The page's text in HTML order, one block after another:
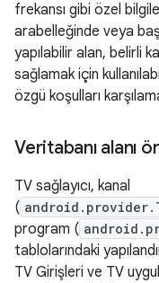
frekansı gibi özel
arabelleğinde veya
yapılabilir alan, belirli
sağlamak için
özgü koşulları
Veritabanı alanı
TV sağlayıcı, kanal
(
program (
tablolarındaki
TV Girişleri ve TV